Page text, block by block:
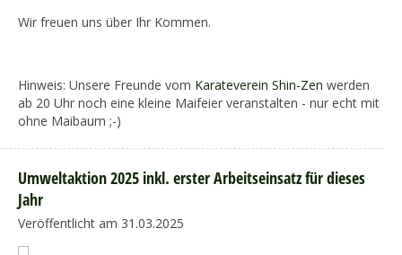
Wir freuen uns über Ihr Kommen.
Hinweis: Unsere Freunde vom Karateverein Shin-Zen werden
ab 20 Uhr noch eine kleine Maifeier veranstalten - nur echt mit
ohne Maibaum ;-)
Umweltaktion 2025 inkl. erster Arbeitseinsatz für dieses
Jahr
Veröffentlicht am 31.03.2025